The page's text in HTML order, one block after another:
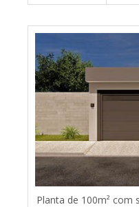
Planta de 100m² com